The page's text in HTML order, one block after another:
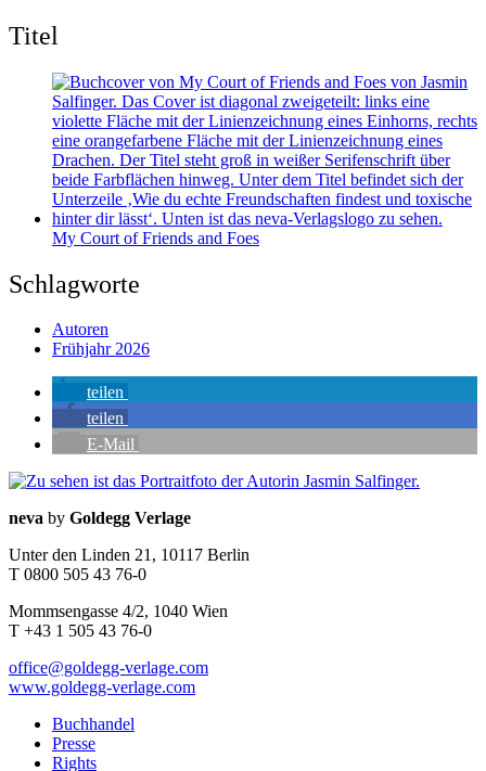
Titel
My Court of Friends and Foes
Schlagworte
Autoren
Frühjahr 2026
teilen
teilen
E-Mail
Seitenleiste
Kontaktinfos
neva by Goldegg Verlage
Unter den Linden 21, 10117 Berlin
T 0800 505 43 76-0
Mommsengasse 4/2, 1040 Wien
T +43 1 505 43 76-0
office@goldegg-verlage.com
www.goldegg-verlage.com
Buchhandel
Presse
Rights